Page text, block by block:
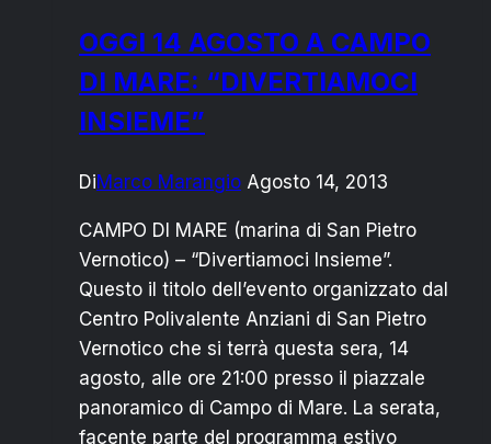
OGGI 14 AGOSTO A CAMPO
DI MARE: “DIVERTIAMOCI
INSIEME”
DiMarco Marangio Agosto 14, 2013
CAMPO DI MARE (marina di San Pietro
Vernotico) – “Divertiamoci Insieme”.
Questo il titolo dell’evento organizzato dal
Centro Polivalente Anziani di San Pietro
Vernotico che si terrà questa sera, 14
agosto, alle ore 21:00 presso il piazzale
panoramico di Campo di Mare. La serata,
facente parte del programma estivo